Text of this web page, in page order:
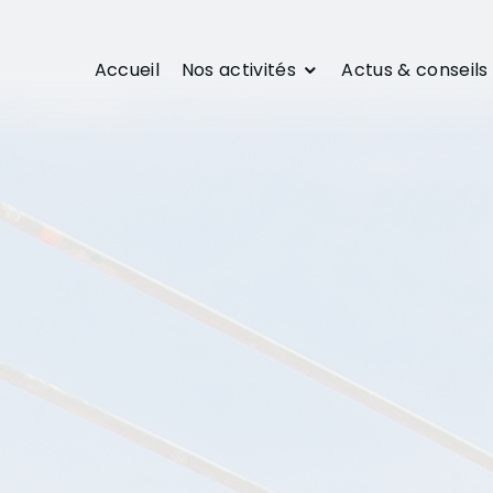
Accueil Nos activités Actus & conseils